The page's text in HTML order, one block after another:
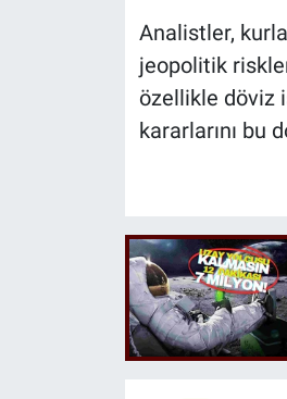
Analistler,
jeopolitik
özellikle döviz
kararlarını bu